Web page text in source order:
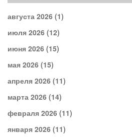
августа 2026 (1)
июля 2026 (12)
июня 2026 (15)
мая 2026 (15)
апреля 2026 (11)
марта 2026 (14)
февраля 2026 (11)
января 2026 (11)